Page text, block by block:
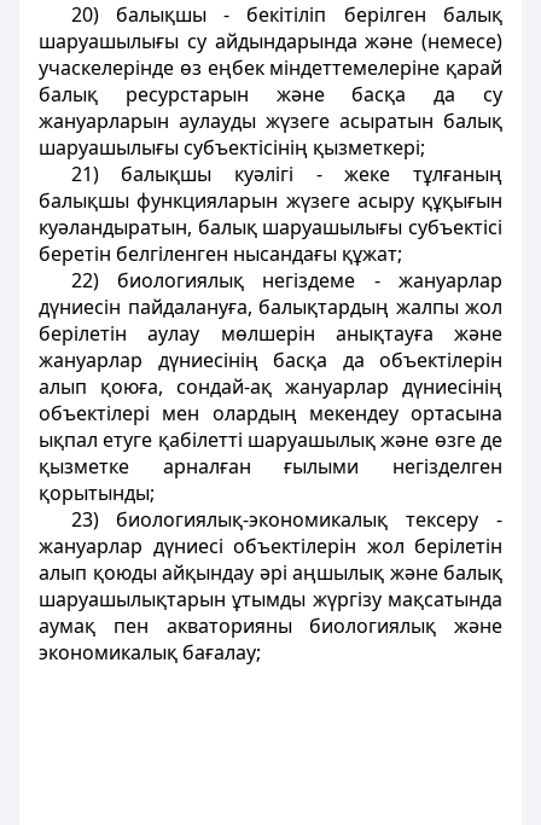
20) балықшы - бекітіліп берілген балық
шаруашылығы су айдындарында және (немесе)
учаскелерінде өз еңбек міндеттемелеріне қарай
балық ресурстарын және басқа да су
жануарларын аулауды жүзеге асыратын балық
шаруашылығы субъектісінің қызметкері;
21) балықшы куәлігі - жеке тұлғаның
балықшы функцияларын жүзеге асыру құқығын
куәландыратын, балық шаруашылығы субъектісі
беретін белгіленген нысандағы құжат;
22) биологиялық негіздеме - жануарлар
дүниесін пайдалануға, балықтардың жалпы жол
берілетін аулау мөлшерін анықтауға және
жануарлар дүниесінің басқа да объектілерін
алып қоюға, сондай-ақ жануарлар дүниесінің
объектілері мен олардың мекендеу ортасына
ықпал етуге қабілетті шаруашылық және өзге де
қызметке арналған ғылыми негізделген
қорытынды;
23) биологиялық-экономикалық тексеру -
жануарлар дүниесі объектілерін жол берілетін
алып қоюды айқындау әрі аңшылық және балық
шаруашылықтарын ұтымды жүргізу мақсатында
аумақ пен акваторияны биологиялық және
экономикалық бағалау;